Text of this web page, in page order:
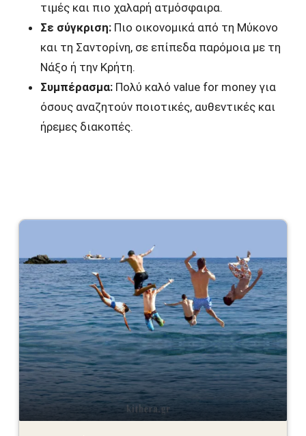
τιμές και πιο χαλαρή ατμόσφαιρα.
Σε σύγκριση: Πιο οικονομικά από τη Μύκονο
και τη Σαντορίνη, σε επίπεδα παρόμοια με τη
Νάξο ή την Κρήτη.
Συμπέρασμα: Πολύ καλό value for money για
όσους αναζητούν ποιοτικές, αυθεντικές και
ήρεμες διακοπές.